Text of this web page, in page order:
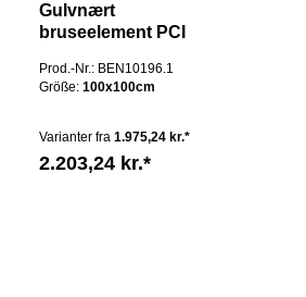
Gulvnært
bruseelement PCI
barrierefrit og
kørestolsvenligt
decentraliseret
Prod.-Nr.: BEN10196.1
Größe: 100x100cm
Varianter fra 1.975,24 kr.*
2.203,24 kr.*